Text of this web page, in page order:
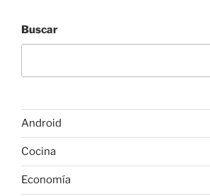
Buscar
Android
Cocina
Economía